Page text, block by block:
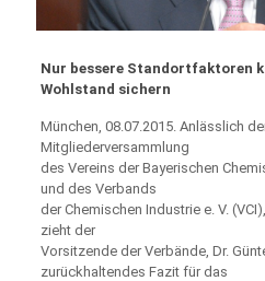
Nur bessere Standortfaktoren
Wohlstand sichern
München, 08.07.2015. Anlässlich
Mitgliederversammlung
des Vereins der Bayerischen
und des Verbands
der Chemischen Industrie e. V.
zieht der
Vorsitzende der Verbände, Dr.
zurückhaltendes Fazit für das